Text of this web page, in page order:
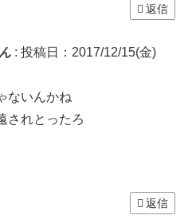
返信
: 投稿日：2017/12/15(金)
ないんかね
されとったろ
返信